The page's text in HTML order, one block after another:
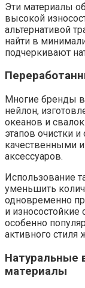
Эти материалы
высокой
альтернативой
найти в
подчеркивают
Многие бренды
нейлон,
океанов и
этапов очистки и
качественными
аксессуаров.
Использование
уменьшить
одновременно
и износостойкие
особенно
активного стиля
Натуральные
материалы